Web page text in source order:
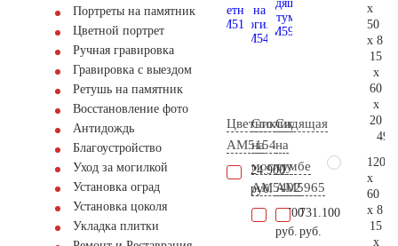
Портреты на памятник
Цветной портрет
Ручная гравировка
Гравировка с выездом
Ретушь на памятник
Восстановление фото
Антидождь
Благоустройство
Уход за могилкой
Установка оград
Установка цоколя
Укладка плитки
Цветник
AM5154
24.900
руб.
Столик
на
могилу
AM5402
9.700
руб.
Сидящая
на
тумбе
AM5965
731.100
руб.
x
50
x 8
15
x
60
x
20
120
x
60
x 8
15
x